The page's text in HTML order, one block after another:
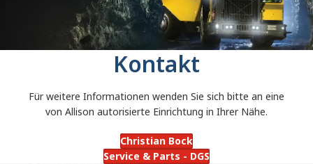
Kontakt
Für weitere Informationen wenden Sie sich bitte an eine
von Allison autorisierte Einrichtung in Ihrer Nähe.
Christian Bock
Service & Parts - DGS